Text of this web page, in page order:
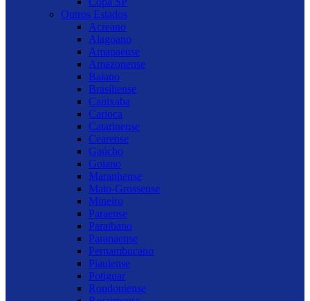
Outros Estados
Acreano
Alagoano
Amapaense
Amazonense
Baiano
Brasiliense
Capixaba
Carioca
Catarinense
Cearense
Gaúcho
Goiano
Maranhense
Mato-Grossense
Mineiro
Paraense
Paraibano
Paranaense
Pernambucano
Piauiense
Potiguar
Rondoniense